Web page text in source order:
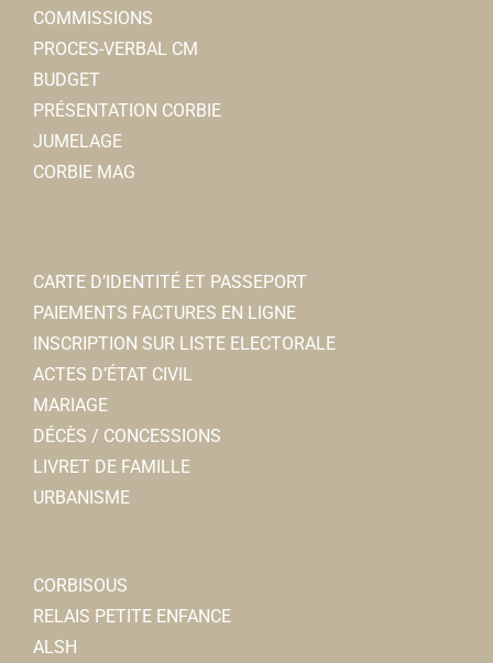
COMMISSIONS
PROCES-VERBAL CM
BUDGET
PRÉSENTATION CORBIE
JUMELAGE
CORBIE MAG
CARTE D’IDENTITÉ ET PASSEPORT
PAIEMENTS FACTURES EN LIGNE
INSCRIPTION SUR LISTE ELECTORALE
ACTES D’ÉTAT CIVIL
MARIAGE
DÉCÈS / CONCESSIONS
LIVRET DE FAMILLE
URBANISME
CORBISOUS
RELAIS PETITE ENFANCE
ALSH